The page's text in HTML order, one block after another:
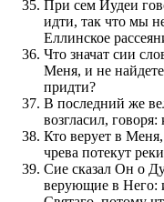
При сем Иудеи
идти, так что мы
Еллинское
Что значат сии
Меня, и не
придти?
В последний же
возгласил,
Кто верует в
чрева потекут
Сие сказал Он о
верующие в Него: